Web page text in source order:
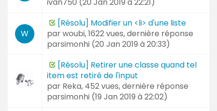
W
[Résolu] Modifier un <li> d'une liste
parwoubi, 1622 vues, dernière réponse
parsimonhi (20 Jan 2019 à 20:33)
[Résolu] Retirer une classe quand tel
item est retiré de l'input
par Reka, 452 vues, dernière réponse
parsimonhi (19 Jan 2019 à 22:02)